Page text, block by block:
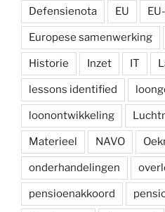
Defensienota EU
Europese samenwerking
Historie Inzet IT
lessons identified
loonontwikkeling
Materieel NAVO
onderhandelingen
pensioenakkoord